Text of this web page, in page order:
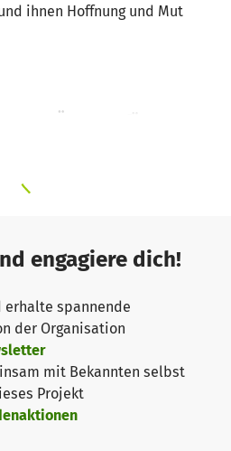
ihnen Hoffnung und Mut
GEWALT IM INTERNET
(zurück zur Blüte)
werden intensiv therapeutisch
KIND HAT EIN RECHT AUF
engagiere dich!
erhalte spannende
der Organisation
mit Bekannten selbst
Projekt